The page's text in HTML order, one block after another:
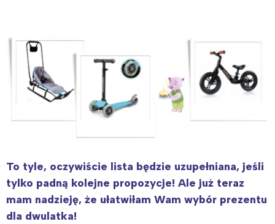
To tyle, oczywiście lista będzie uzupełniana, jeśli
tylko padną kolejne propozycje! Ale już teraz
mam nadzieję, że ułatwiłam Wam wybór prezentu
dla dwulatka!